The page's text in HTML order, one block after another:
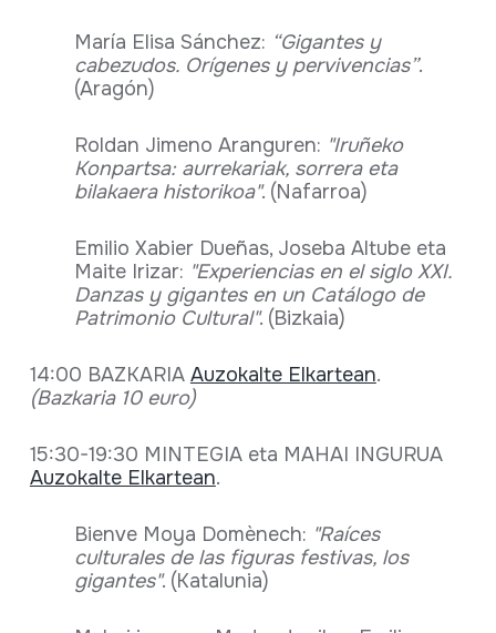
María Elisa Sánchez: “Gigantes y
cabezudos. Orígenes y pervivencias”.
(Aragón)
Roldan Jimeno Aranguren: "Iruñeko
Konpartsa: aurrekariak, sorrera eta
bilakaera historikoa". (Nafarroa)
Emilio Xabier Dueñas, Joseba Altube eta
Maite Irizar: "Experiencias en el siglo XXI.
Danzas y gigantes en un Catálogo de
Patrimonio Cultural". (Bizkaia)
14:00 BAZKARIA Auzokalte Elkartean.
(Bazkaria 10 euro)
15:30-19:30 MINTEGIA eta MAHAI INGURUA
Auzokalte Elkartean.
Bienve Moya Domènech: "Raíces
culturales de las figuras festivas, los
gigantes". (Katalunia)